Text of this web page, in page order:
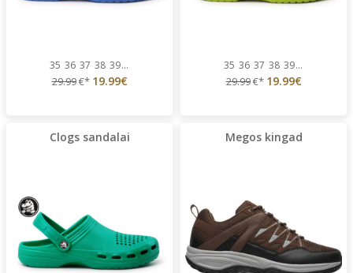
35 36 37 38 39...
29.99€* 19.99€
35 36 37 38 39...
29.99€* 19.99€
Clogs sandalai Megos kingad